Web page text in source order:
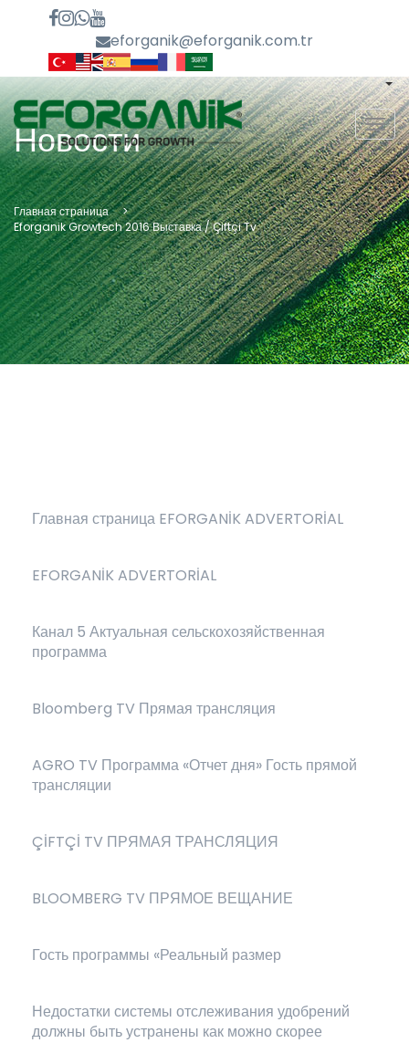
eforganik@eforganik.com.tr
Новости
Главная страница
Eforganik Growtech 2016 Выставка / Çiftçi Tv
Главная страница EFORGANİK ADVERTORİAL
EFORGANİK ADVERTORİAL
Канал 5 Актуальная сельскохозяйственная
программа
Bloomberg TV Прямая трансляция
AGRO TV Программа «Отчет дня» Гость прямой
трансляции
ÇİFTÇİ TV ПРЯМАЯ ТРАНСЛЯЦИЯ
BLOOMBERG TV ПРЯМОЕ ВЕЩАНИЕ
Гость программы «Реальный размер
Недостатки системы отслеживания удобрений
должны быть устранены как можно скорее